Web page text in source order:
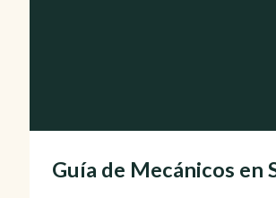
Guía de Mecánicos en